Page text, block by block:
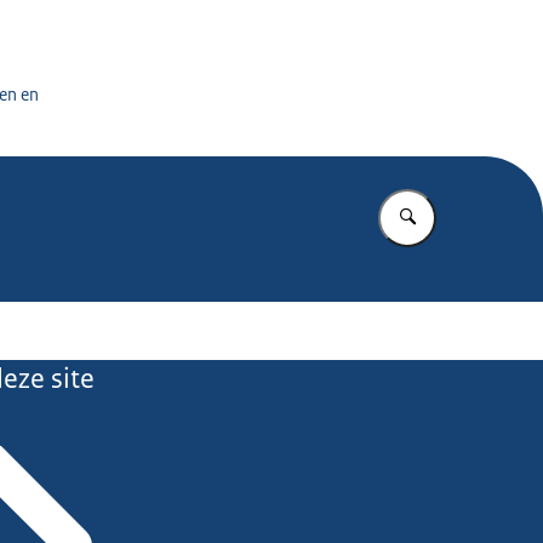
en
Vul in wat u
site